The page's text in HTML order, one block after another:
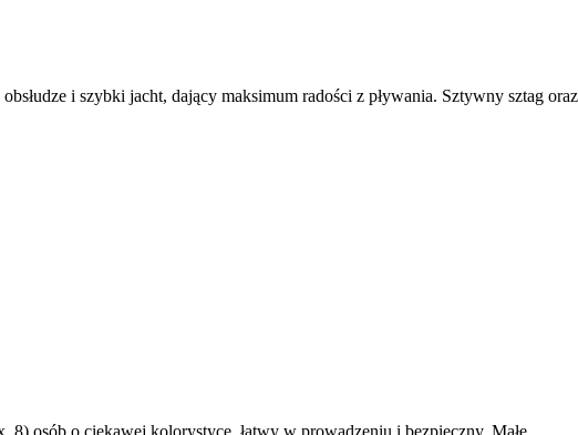
i szybki jacht, dający maksimum radości z pływania. Sztywny sztag
osób o ciekawej kolorystyce, łatwy w prowadzeniu i bezpieczny. Małe...